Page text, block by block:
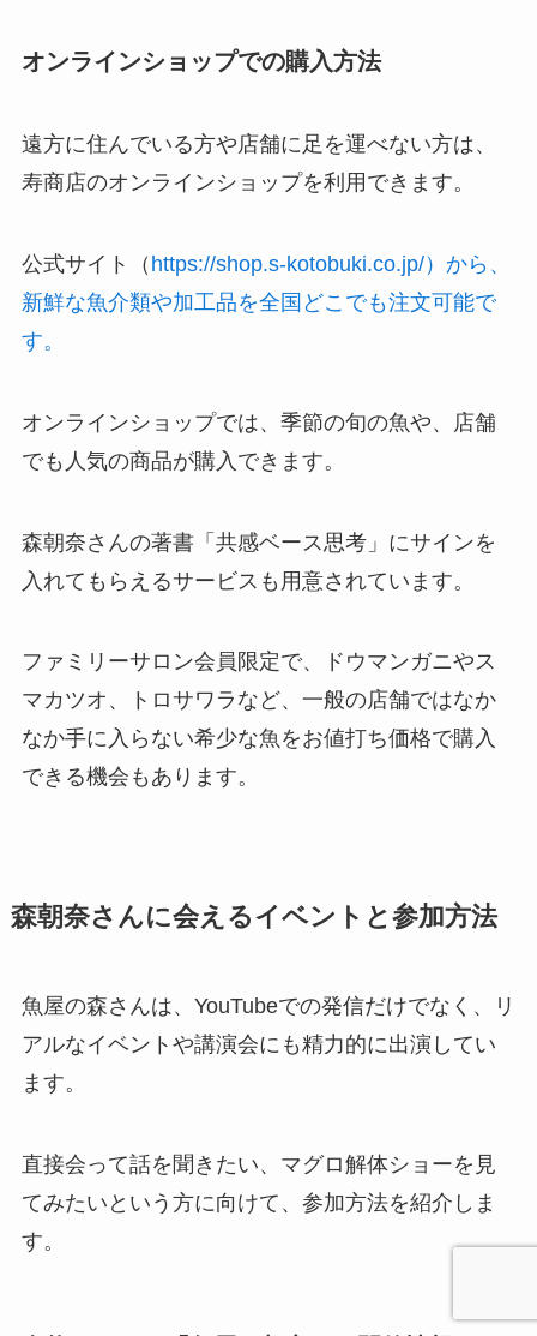
オンラインショップでの購入方法
遠方に住んでいる方や店舗に足を運べない方は、
寿商店のオンラインショップを利用できます。
公式サイト（ https://shop.s-kotobuki.co.jp/）から、
新鮮な魚介類や加工品を全国どこでも注文可能で
す。
オンラインショップでは、季節の旬の魚や、店舗
でも人気の商品が購入できます。
森朝奈さんの著書「共感ベース思考」にサインを
入れてもらえるサービスも用意されています。
ファミリーサロン会員限定で、ドウマンガニやス
マカツオ、トロサワラなど、一般の店舗ではなか
なか手に入らない希少な魚をお値打ち価格で購入
できる機会もあります。
森朝奈さんに会えるイベントと参加方法
魚屋の森さんは、YouTubeでの発信だけでなく、リ
アルなイベントや講演会にも精力的に出演してい
ます。
直接会って話を聞きたい、マグロ解体ショーを見
てみたいという方に向けて、参加方法を紹介しま
す。